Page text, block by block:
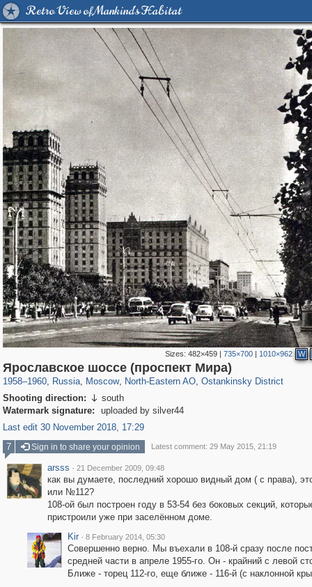
Retro View of Mankind's Habitat
Sizes: 482×459| 735×700| 1010×962 W
Ярославское шоссе (проспект Мира)
1958–1960, Russia
1,406,489 29,243
, Moscow
319,780 8,286
, North-Eastern AO
24,488 250
, Ostankinsky District
13,481
Shooting direction:  south
Watermark signature:
uploaded by silver44
Last edit 30 November 2018, 17:29
7
Sign in to share your opinion Latest comment: 29 May 2015, 21:19
arsss · 21 December 2009, 09:48
как вы думаете, последний хорошо видный дом ( с права),
или №112?
108-ой был построен году в 53-54 без боковых секций,
пристроили уже при заселённом доме.
Kir · 8 February 2014, 05:30
Совершенно верно. Мы въехали в 108-й сразу после
средней части в апреле 1955-го. Он - крайний с левой
Ближе - торец 112-го, еще ближе - 116-й (с наклонной